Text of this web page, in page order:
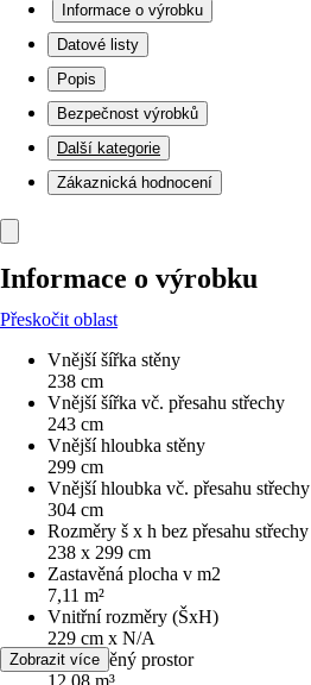
Informace o výrobku
Datové listy
Popis
Bezpečnost výrobků
Další kategorie
Zákaznická hodnocení
Informace o výrobku
Přeskočit oblast
Vnější šířka stěny
238 cm
Vnější šířka vč. přesahu střechy
243 cm
Vnější hloubka stěny
299 cm
Vnější hloubka vč. přesahu střechy
304 cm
Rozměry š x h bez přesahu střechy
238 x 299 cm
Zastavěná plocha v m2
7,11 m²
Vnitřní rozměry (ŠxH)
229 cm x N/A
Obestavěný prostor
12,08 m³
Zobrazit více